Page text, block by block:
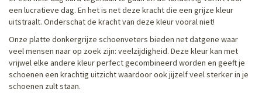
een lucratieve dag. En het is net deze kracht die een grijze kleur
uitstraalt. Onderschat de kracht van deze kleur vooral niet!
Onze platte donkergrijze schoenveters bieden net datgene waar
veel mensen naar op zoek zijn: veelzijdigheid. Deze kleur kan met
vrijwel elke andere kleur perfect gecombineerd worden en geeft je
schoenen een krachtig uitzicht waardoor ook jijzelf veel sterker in je
schoenen zult staan.